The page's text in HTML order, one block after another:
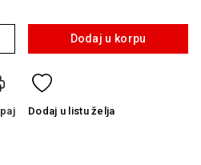
Dodaj u korpu
Dodaj u listu želja